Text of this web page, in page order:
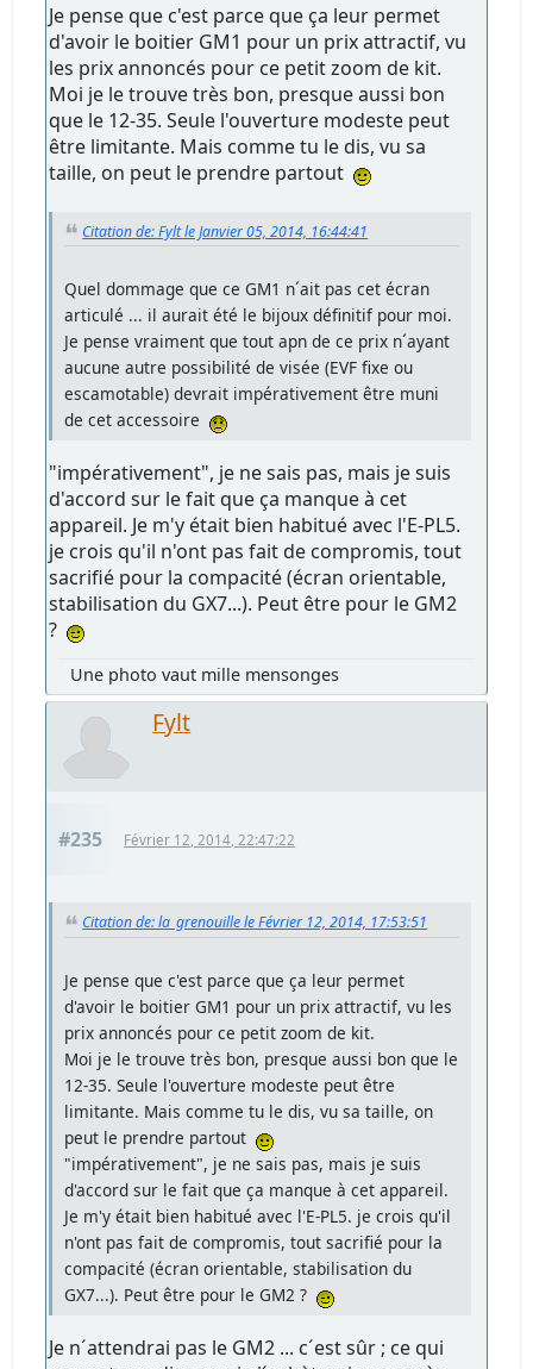
Je pense que c'est parce que ça leur permet
d'avoir le boitier GM1 pour un prix attractif, vu
les prix annoncés pour ce petit zoom de kit.
Moi je le trouve très bon, presque aussi bon
que le 12-35. Seule l'ouverture modeste peut
être limitante. Mais comme tu le dis, vu sa
taille, on peut le prendre partout
Citation de: Fylt le Janvier 05, 2014, 16:44:41
Quel dommage que ce GM1 n´ait pas cet écran
articulé ... il aurait été le bijoux définitif pour moi.
Je pense vraiment que tout apn de ce prix n´ayant
aucune autre possibilité de visée (EVF fixe ou
escamotable) devrait impérativement être muni
de cet accessoire
"impérativement", je ne sais pas, mais je suis
d'accord sur le fait que ça manque à cet
appareil. Je m'y était bien habitué avec l'E-PL5.
je crois qu'il n'ont pas fait de compromis, tout
sacrifié pour la compacité (écran orientable,
stabilisation du GX7...). Peut être pour le GM2
?
Une photo vaut mille mensonges
Fylt
#235 Février 12, 2014, 22:47:22
Citation de: la_grenouille le Février 12, 2014, 17:53:51
Je pense que c'est parce que ça leur permet
d'avoir le boitier GM1 pour un prix attractif, vu les
prix annoncés pour ce petit zoom de kit.
Moi je le trouve très bon, presque aussi bon que le
12-35. Seule l'ouverture modeste peut être
limitante. Mais comme tu le dis, vu sa taille, on
peut le prendre partout
"impérativement", je ne sais pas, mais je suis
d'accord sur le fait que ça manque à cet appareil.
Je m'y était bien habitué avec l'E-PL5. je crois qu'il
n'ont pas fait de compromis, tout sacrifié pour la
compacité (écran orientable, stabilisation du
GX7...). Peut être pour le GM2 ?
Je n´attendrai pas le GM2 ... c´est sûr ; ce qui